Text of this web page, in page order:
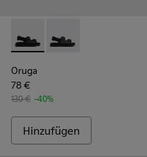
Oruga - K100287-009 - Black
Oruga - K100287-011
Oruga
78 €
130 € -40%
Hinzufügen